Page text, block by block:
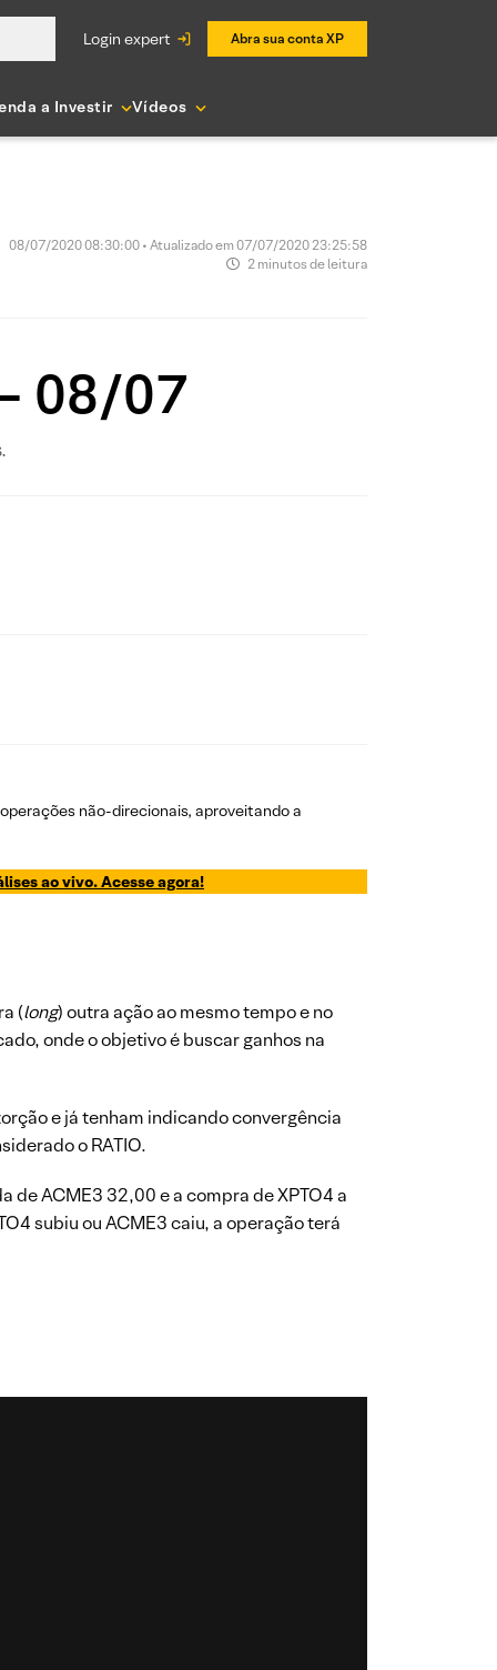
login expert Abra sua conta XP
a Investir Vídeos
08/07/2020 08:30:00 • Atualizado em 07/07/2020 23:25:58
2 minutos de leitura
08/07
não-direcionais, aproveitando a
ao vivo. Acesse agora!
(long) outra ação ao mesmo tempo e no
onde o objetivo é buscar ganhos na
e já tenham indicando convergência
o RATIO.
de ACME3 32,00 e a compra de XPTO4 a
subiu ou ACME3 caiu, a operação terá